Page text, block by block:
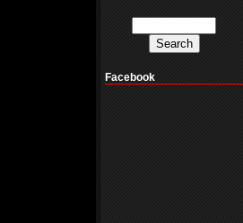
Facebook